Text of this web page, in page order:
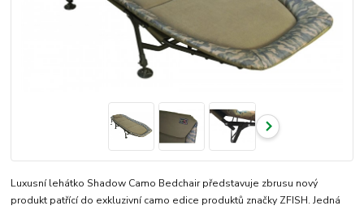
Luxusní lehátko Shadow Camo Bedchair představuje zbrusu nový
produkt patřící do exkluzivní camo edice produktů značky ZFISH. Jedná